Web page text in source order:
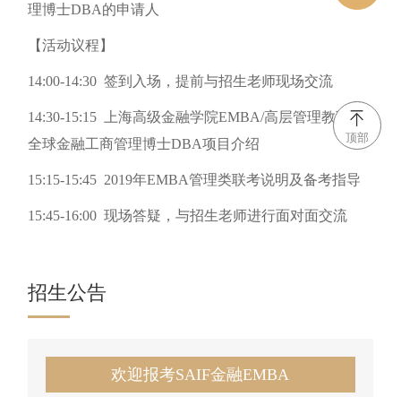
理博士DBA的申请人
【活动议程】
14:00-14:30 签到入场，提前与招生老师现场交流
14:30-15:15 上海高级金融学院EMBA/高层管理教育EE/
全球金融工商管理博士DBA项目介绍
15:15-15:45 2019年EMBA管理类联考说明及备考指导
15:45-16:00 现场答疑，与招生老师进行面对面交流
招生公告
欢迎报考SAIF金融EMBA
顶部